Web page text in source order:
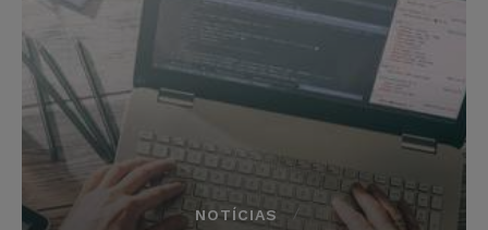
NOTÍCIAS